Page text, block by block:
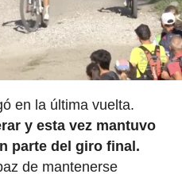
en la última vuelta.
y esta vez mantuvo
parte del giro final.
de mantenerse